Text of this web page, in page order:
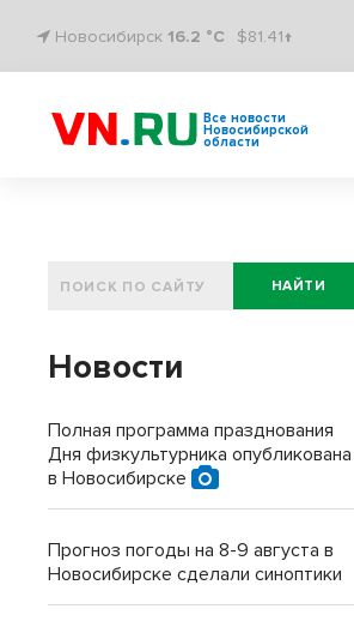
Новосибирск 16.2 °C $81.41↑
Все новости
Новосибирской
области
НАЙТИ
Новости
Полная программа празднования
Дня физкультурника опубликована
в Новосибирске
Прогноз погоды на 8-9 августа в
Новосибирске сделали синоптики